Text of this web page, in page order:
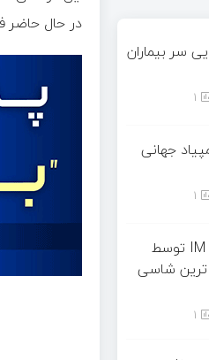
در حال حاضر
سر بیماران
1
جهانی
1
رونمایی خودرو IM LS9 توسط
ترین شاسی
1